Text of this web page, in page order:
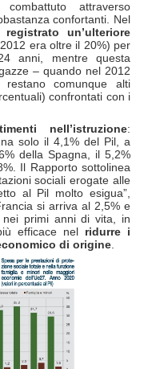
attraverso
confortanti. Nel
un’ulteriore
era oltre il 20%) per
anni, mentre questa
– quando nel 2012
comunque alti
confrontati con i
nell’istruzione:
solo il 4,1% del Pil, a
della Spagna, il 5,2%
Il Rapporto sottolinea
sociali erogate alle
al Pil molto esigua”,
si arriva al 2,5% e
nei primi anni di vita, in
efficace nel ridurre i
di origine